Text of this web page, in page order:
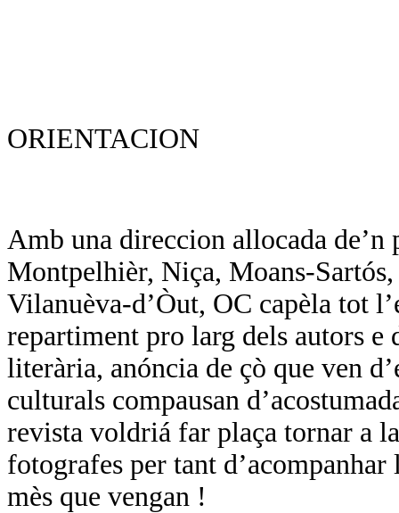
ORIENTACION
Amb una direccion allocada
Montpelhièr, Niça, Moans-
Vilanuèva-d’Òut, OC capèla tot
repartiment pro larg dels autors e
literària, anóncia de çò que ven
culturals compausan
revista voldriá far plaça tornar a
fotografes per tant
mès que vengan !